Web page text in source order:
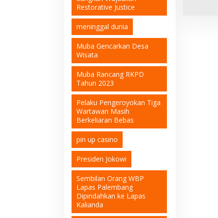
Restorative Justice
meninggal dunia
Muba Gencarkan Desa
Wisata
Muba Rancang RKPD
Tahun 2023
Pelaku Pengeroyokan Tiga
Wartawan Masih
Berkeliaran Bebas
pin up casino
Presiden Jokowi
Sembilan Orang WBP
Lapas Palembang
Dipindahkan ke Lapas
Kalianda